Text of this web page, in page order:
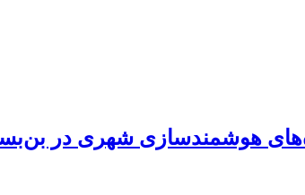
هوشمندسازی شهری در